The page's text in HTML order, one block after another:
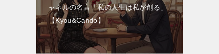
ャネルの名言「私の人生は私が創る」
【Kyou&Cando】